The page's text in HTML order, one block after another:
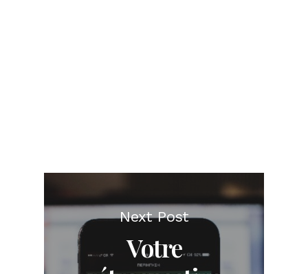
Next Post
Votre